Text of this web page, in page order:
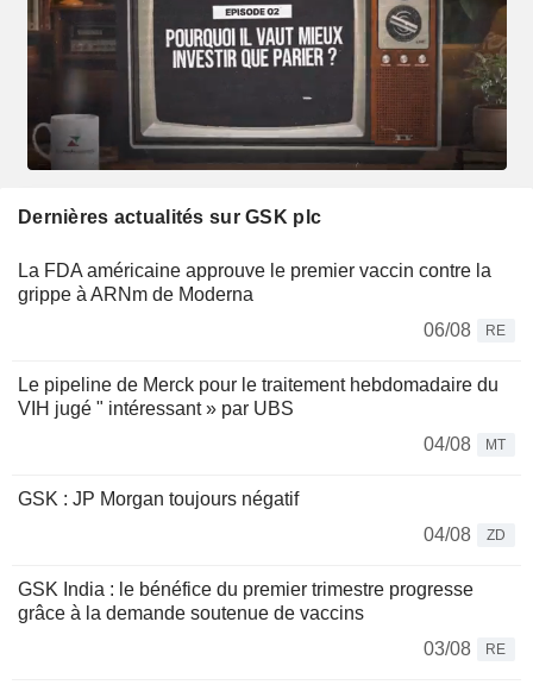
Dernières actualités sur GSK plc
La FDA américaine approuve le premier vaccin contre la
grippe à ARNm de Moderna
06/08
RE
Le pipeline de Merck pour le traitement hebdomadaire du
VIH jugé " intéressant » par UBS
04/08
MT
GSK : JP Morgan toujours négatif
04/08
ZD
GSK India : le bénéfice du premier trimestre progresse
grâce à la demande soutenue de vaccins
03/08
RE